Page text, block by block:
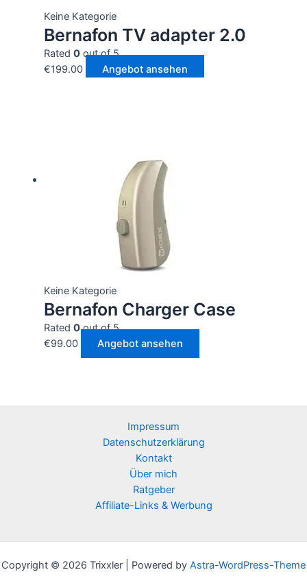
Keine Kategorie
Bernafon TV adapter 2.0
Rated 0out of 5
€199.00 Angebot ansehen
Keine Kategorie
Bernafon Charger Case
Rated 0out of 5
€99.00 Angebot ansehen
Impressum
Datenschutzerklärung
Kontakt
Über mich
Ratgeber
Affiliate-Links & Werbung
Copyright © 2026 Trixxler | Powered by Astra-WordPress-Theme